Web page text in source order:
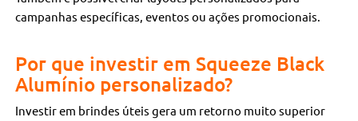
campanhas específicas, eventos ou ações promocionais.
Por que investir em Squeeze Black
Alumínio personalizado?
Investir em brindes úteis gera um retorno muito superior